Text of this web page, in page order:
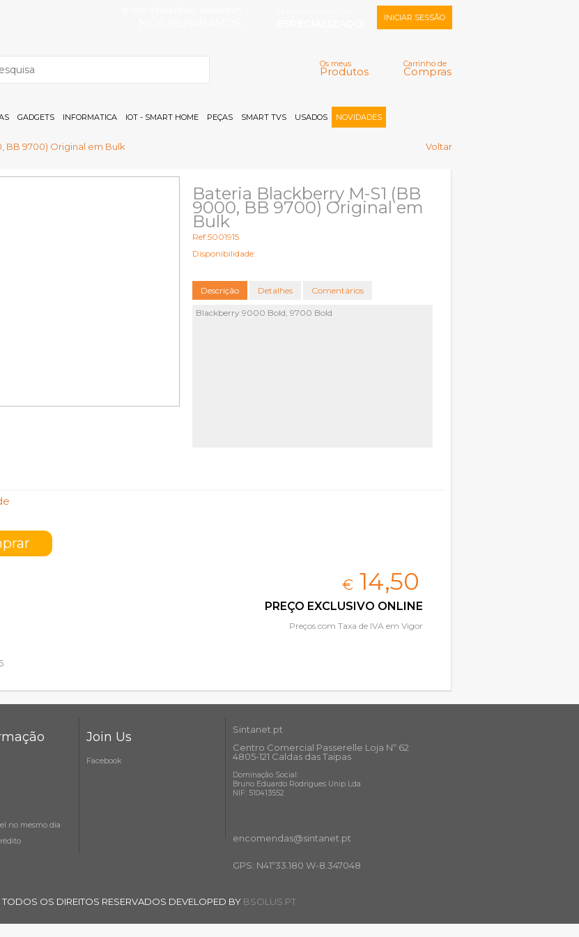
Carrinho de
Compras
Os meus
Produtos
INICIAR SESSÃO
Memorizar
Registar |
GADGETS INFORMATICA IOT - SMART HOME PEÇAS SMART TVS USADOS NOVIDADES
BB 9700) Original em Bulk Voltar
Bateria Blackberry M-S1 (BB
9000, BB 9700) Original em
Bulk
Ref:5001915
Disponibilidade:
Descrição Detalhes Comentários
Blackberry 9000 Bold, 9700 Bold
€ 14,50
PREÇO EXCLUSIVO ONLINE
Preços com Taxa de IVA em Vigor
no mesmo dia
Join Us
Facebook
Sintanet.pt
Centro Comercial Passerelle Loja Nº 62
4805-121 Caldas das Taipas
Dominação Social:
Bruno Eduardo Rodrigues Unip Lda
NIF: 510413552
encomendas@sintanet .pt
GPS: N41º33.180 W-8.347048
TODOS OS DIREITOS RESERVADOS DEVELOPED BY BSOLUS.PT